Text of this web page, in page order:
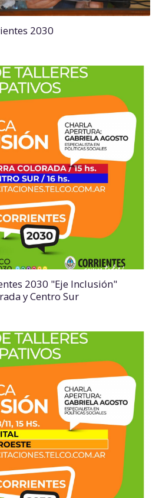
2030
2030 "Eje Inclusión"
y Centro Sur